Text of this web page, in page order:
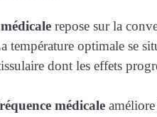
repose sur la
température optimale se
dont les effets
médicale